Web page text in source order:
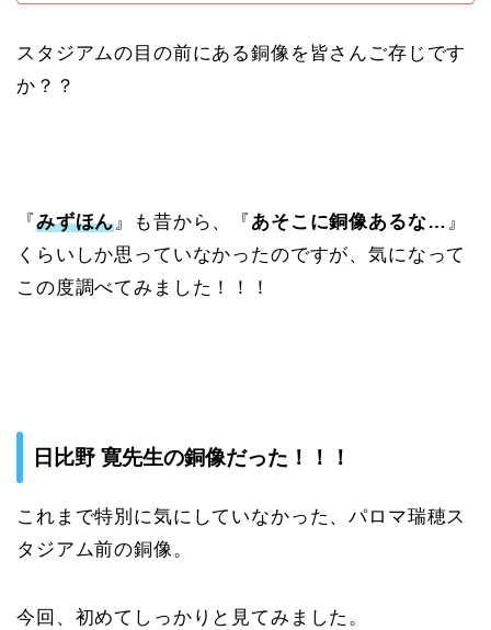
スタジアムの目の前にある銅像を皆さんご存じです
か？？
『みずほん 』も昔から、『あそこに銅像あるな… 』
くらいしか思っていなかったのですが、気になって
この度調べてみました！！！
日比野 寛先生の銅像だった！！！
これまで特別に気にしていなかった、パロマ瑞穂ス
タジアム前の銅像。
今回、初めてしっかりと見てみました。